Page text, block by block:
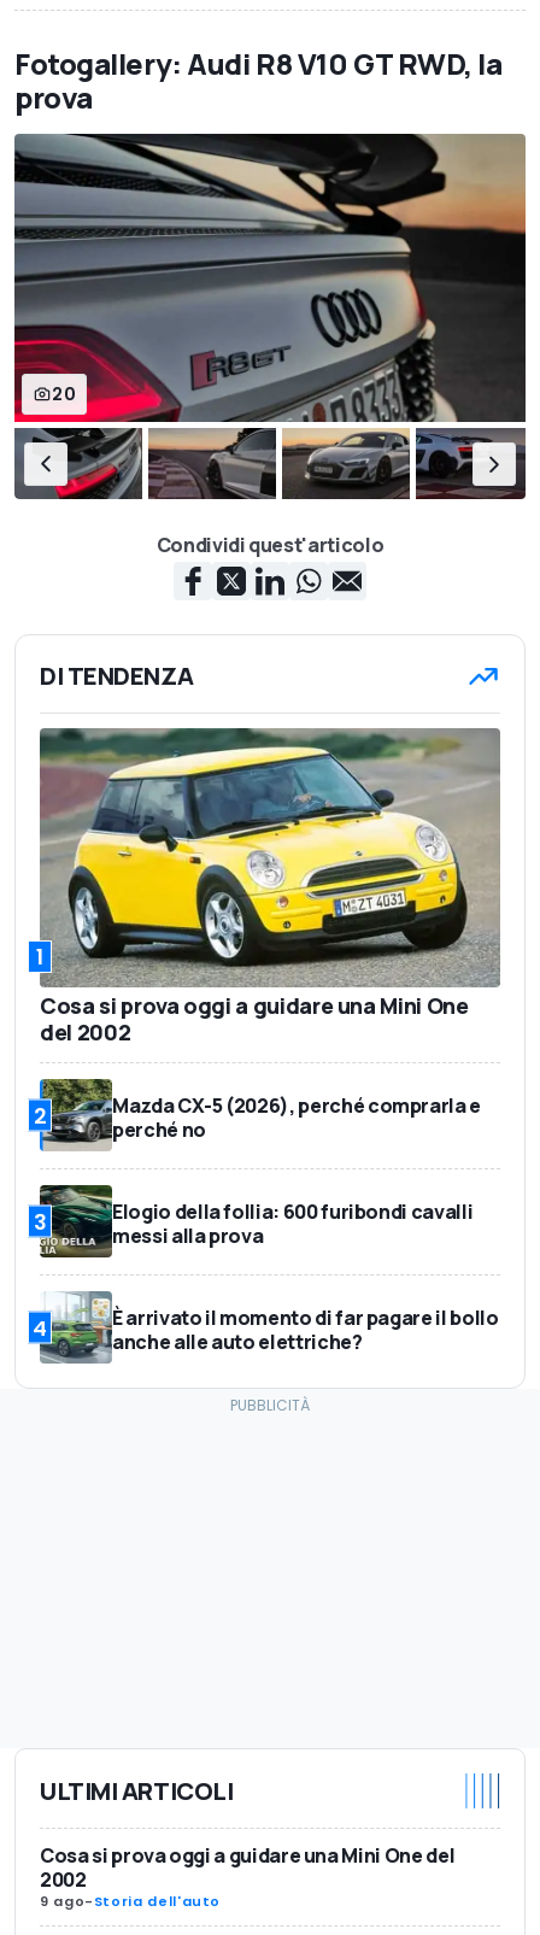
Fotogallery: Audi R8 V10 GT RWD, la
prova
20
Condividi quest'articolo
DI TENDENZA
1
Cosa si prova oggi a guidare una Mini One
del 2002
2
Mazda CX-5 (2026), perché comprarla e
perché no
3
Elogio della follia: 600 furibondi cavalli
messi alla prova
4
È arrivato il momento di far pagare il bollo
anche alle auto elettriche?
ULTIMI ARTICOLI
Cosa si prova oggi a guidare una Mini One del
2002
9 ago-Storia dell'auto